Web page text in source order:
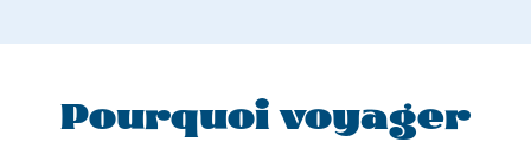
Pourquoi voyager